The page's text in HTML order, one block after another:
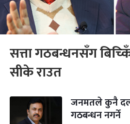
सत्ता गठबन्धनसँग
सीके राउत
जनमतले कुनै
गठबन्धन नगर्ने